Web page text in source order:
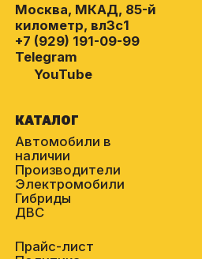
Москва, МКАД, 85-й
километр, вл3с1
+7 (929) 191-09-99
Telegram
YouTube
КАТАЛОГ
Автомобили в
наличии
Производители
Электромобили
Гибриды
ДВС
Прайс-лист